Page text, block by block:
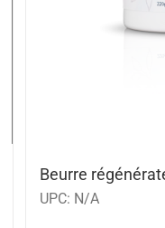
Beurre
UPC: N/A